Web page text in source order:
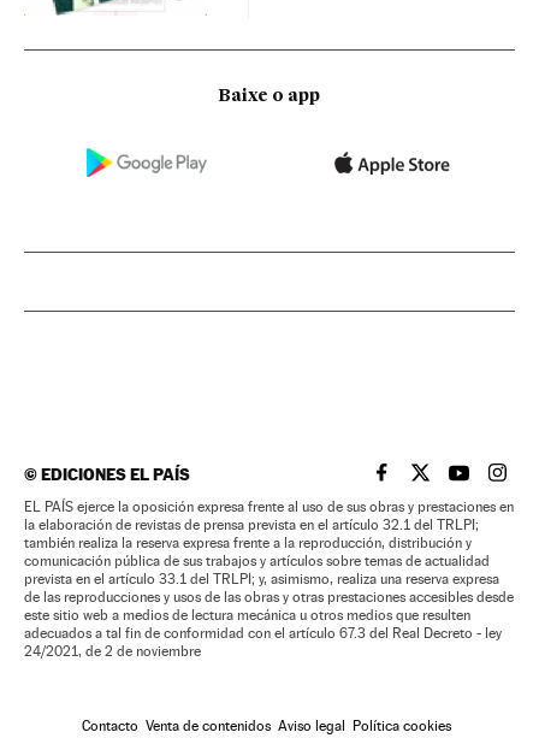
Baixe o app
©EDICIONES EL PAÍS EL PAÍS BRASIL EN
EL PAÍSEL PAÍS
EL
EL PAÍS ejerce la oposición expresa frente al uso de sus obras y prestaciones en
la elaboración de revistas de prensa prevista en el artículo 32.1 del TRLPI;
también realiza la reserva expresa frente a la reproducción, distribución y
comunicación pública de sus trabajos y artículos sobre temas de actualidad
prevista en el artículo 33.1 del TRLPI; y, asimismo, realiza una reserva expresa
de las reproducciones y usos de las obras y otras prestaciones accesibles desde
este sitio web a medios de lectura mecánica u otros medios que resulten
adecuados a tal fin de conformidad con el artículo 67.3 del Real Decreto - ley
24/2021, de 2 de noviembre
Contacto Venta de contenidos Aviso legal Política cookies